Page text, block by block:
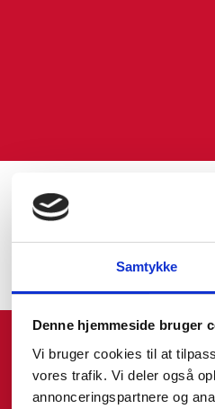
Samtykke
Denne hjemmeside bruger
Vi bruger cookies til at
vores trafik. Vi deler også
annonceringspartnere og